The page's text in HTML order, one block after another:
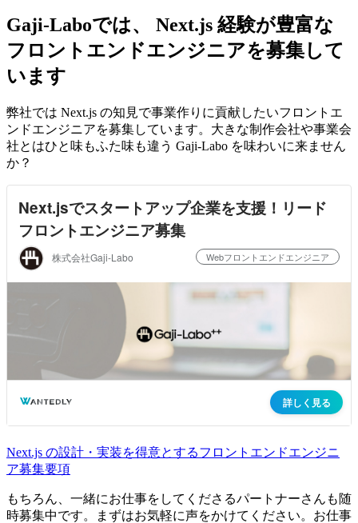
Gaji-Laboでは、 Next.js 経験が豊富な
フロントエンドエンジニアを募集して
います
弊社では Next.js の知見で事業作りに貢献したいフロントエ
ンドエンジニアを募集しています。大きな制作会社や事業会
社とはひと味もふた味も違う Gaji-Labo を味わいに来ません
か？
Next.js の設計・実装を得意とするフロントエンドエンジニ
ア募集要項
もちろん、一緒にお仕事をしてくださるパートナーさんも随
時募集中です。まずはお気軽に声をかけてください。お仕事